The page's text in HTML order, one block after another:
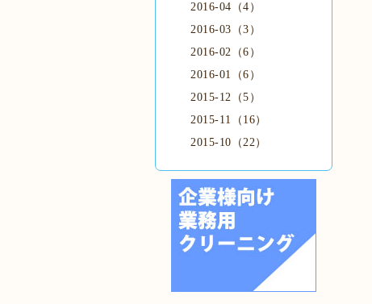
2016-04（4）
2016-03（3）
2016-02（6）
2016-01（6）
2015-12（5）
2015-11（16）
2015-10（22）